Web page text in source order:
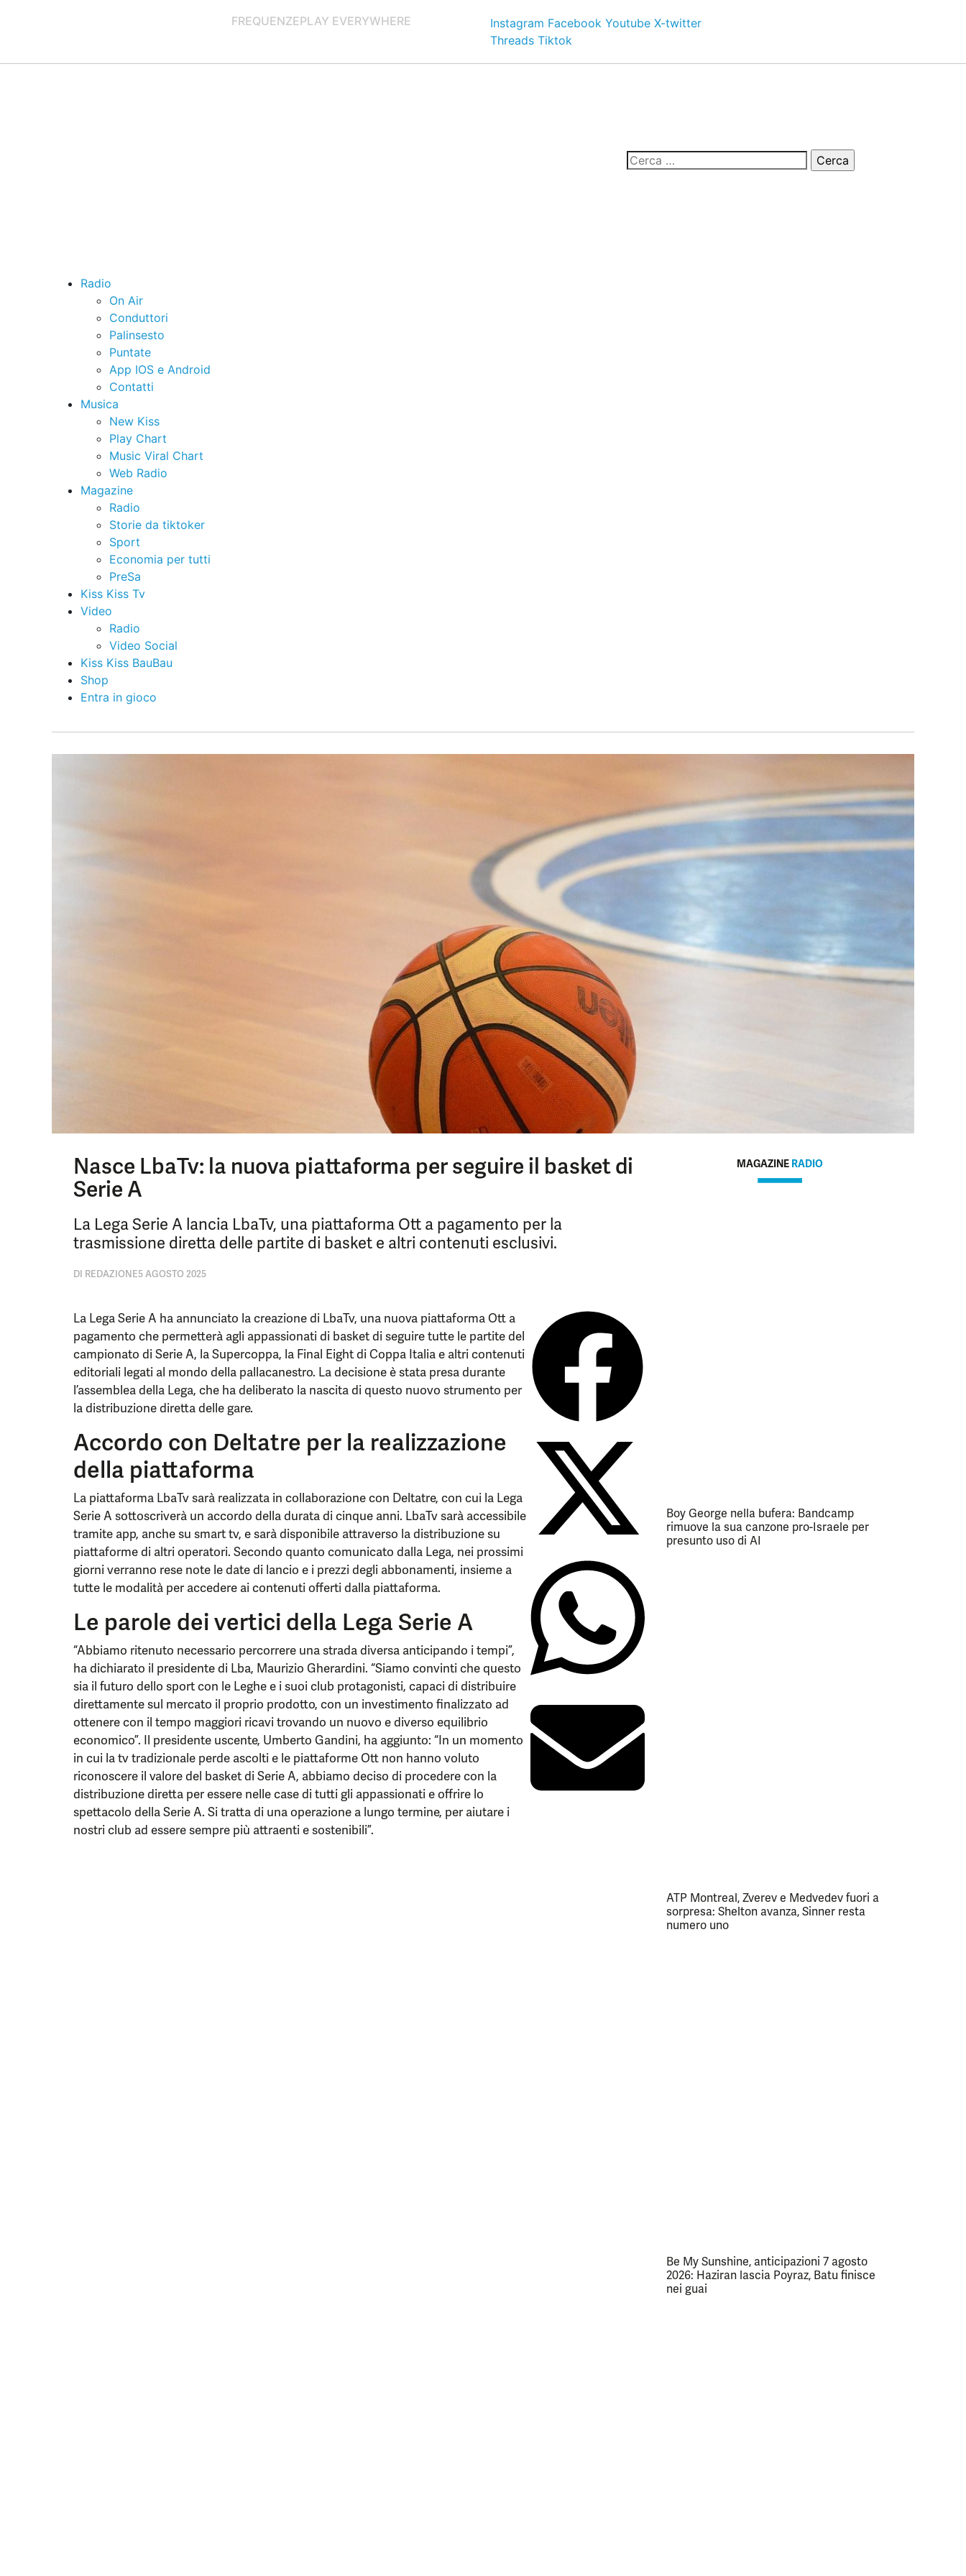
FREQUENZEPLAY EVERYWHERE Instagram Facebook Youtube X-twitter
Threads Tiktok
Radio
On Air
Conduttori
Palinsesto
Puntate
App IOS e Android
Contatti
Musica
New Kiss
Play Chart
Music Viral Chart
Web Radio
Magazine
Radio
Storie da tiktoker
Sport
Economia per tutti
PreSa
Kiss Kiss Tv
Video
Radio
Video Social
Kiss Kiss BauBau
Shop
Entra in gioco
Nasce LbaTv: la nuova piattaforma per seguire il basket di
Serie A
La Lega Serie A lancia LbaTv, una piattaforma Ott a pagamento per la
trasmissione diretta delle partite di basket e altri contenuti esclusivi.
DI REDAZIONE5 AGOSTO 2025
La Lega Serie A ha annunciato la creazione di LbaTv, una nuova piattaforma Ott a
pagamento che permetterà agli appassionati di basket di seguire tutte le partite del
campionato di Serie A, la Supercoppa, la Final Eight di Coppa Italia e altri contenuti
editoriali legati al mondo della pallacanestro. La decisione è stata presa durante
l’assemblea della Lega, che ha deliberato la nascita di questo nuovo strumento per
la distribuzione diretta delle gare.
Accordo con Deltatre per la realizzazione
della piattaforma
La piattaforma LbaTv sarà realizzata in collaborazione con Deltatre, con cui la Lega
Serie A sottoscriverà un accordo della durata di cinque anni. LbaTv sarà accessibile
tramite app, anche su smart tv, e sarà disponibile attraverso la distribuzione su
piattaforme di altri operatori. Secondo quanto comunicato dalla Lega, nei prossimi
giorni verranno rese note le date di lancio e i prezzi degli abbonamenti, insieme a
tutte le modalità per accedere ai contenuti offerti dalla piattaforma.
Le parole dei vertici della Lega Serie A
“Abbiamo ritenuto necessario percorrere una strada diversa anticipando i tempi”,
ha dichiarato il presidente di Lba, Maurizio Gherardini. “Siamo convinti che questo
sia il futuro dello sport con le Leghe e i suoi club protagonisti, capaci di distribuire
direttamente sul mercato il proprio prodotto, con un investimento finalizzato ad
ottenere con il tempo maggiori ricavi trovando un nuovo e diverso equilibrio
economico”. Il presidente uscente, Umberto Gandini, ha aggiunto: “In un momento
in cui la tv tradizionale perde ascolti e le piattaforme Ott non hanno voluto
riconoscere il valore del basket di Serie A, abbiamo deciso di procedere con la
distribuzione diretta per essere nelle case di tutti gli appassionati e offrire lo
spettacolo della Serie A. Si tratta di una operazione a lungo termine, per aiutare i
nostri club ad essere sempre più attraenti e sostenibili”.
MAGAZINE RADIO
Boy George nella bufera: Bandcamp
rimuove la sua canzone pro-Israele per
presunto uso di AI
ATP Montreal, Zverev e Medvedev fuori a
sorpresa: Shelton avanza, Sinner resta
numero uno
Be My Sunshine, anticipazioni 7 agosto
2026: Haziran lascia Poyraz, Batu finisce
nei guai